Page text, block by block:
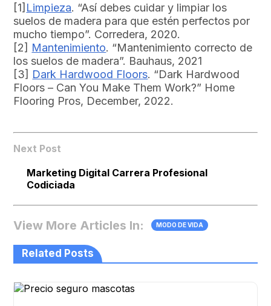
[1] Limpieza. “Así debes cuidar y limpiar los
suelos de madera para que estén perfectos por
mucho tiempo”. Corredera, 2020.
[2] Mantenimiento. “Mantenimiento correcto de
los suelos de madera”. Bauhaus, 2021
[3] Dark Hardwood Floors. “Dark Hardwood
Floors – Can You Make Them Work?” Home
Flooring Pros, December, 2022.
Next Post
Marketing Digital Carrera Profesional
Codiciada
View More Articles In: MODO DE VIDA
Related Posts